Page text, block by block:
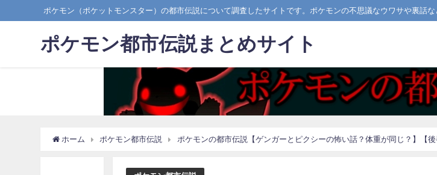
ポケモン（ポケットモンスター）の都市伝説について調査したサイトです。ポケモンの不思議なウワサや裏話な
ポケモン都市伝説まとめサイト
ホーム ポケモン都市伝説 ポケモンの都市伝説【ゲンガーとピクシーの怖い話？体重が同じ？】【後